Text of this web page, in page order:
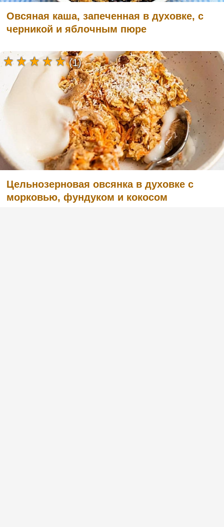
Овсяная каша, запеченная в духовке, с
черникой и яблочным пюре
Цельнозерновая овсянка в духовке с
морковью, фундуком и кокосом
(1)